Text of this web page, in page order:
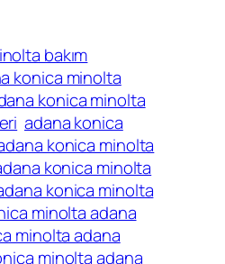
bakım
konica minolta
konica minolta
adana konica
konica minolta
konica minolta
konica minolta
minolta adana
minolta adana
minolta adana